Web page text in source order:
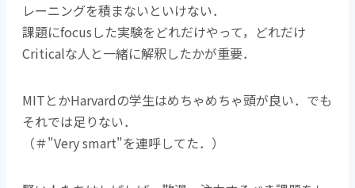
レーニングを積まないといけない．
課題にfocusした実験をどれだけやって，どれだけ
Criticalな人と一緒に解釈したかが重要．
MITとかHarvardの学生はめちゃめちゃ頭が良い．でも
それでは足りない．
（＃"Very smart"を連呼してた．）